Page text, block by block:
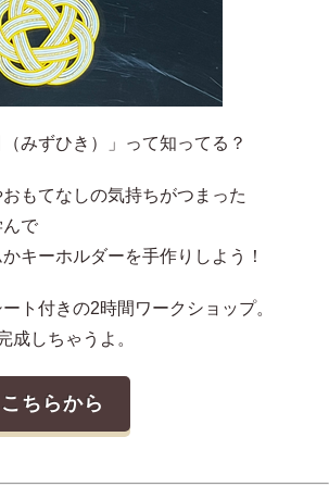
みずひき）」って知ってる？
もてなしの気持ちがつまった
んで
キーホルダーを手作りしよう！
ト付きの2時間ワークショップ。
成しちゃうよ。
ちらから